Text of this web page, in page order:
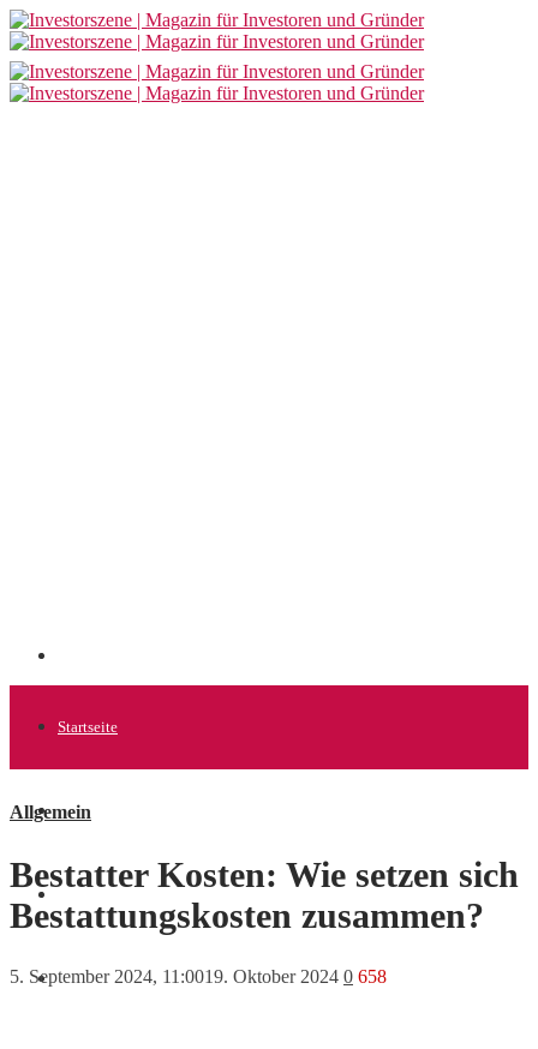
Startseite
Allgemein
News
Allgemein
Bestatter Kosten: Wie setzen sich
Bestattungskosten zusammen?
5. September 2024, 11:0019. Oktober 2024 0 658